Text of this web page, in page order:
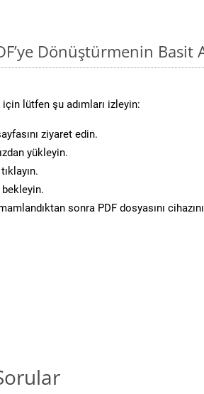
Dönüştürmenin Basit
lütfen şu adımları izleyin:
ziyaret edin.
yükleyin.
sonra PDF dosyasını